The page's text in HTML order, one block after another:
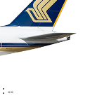
--